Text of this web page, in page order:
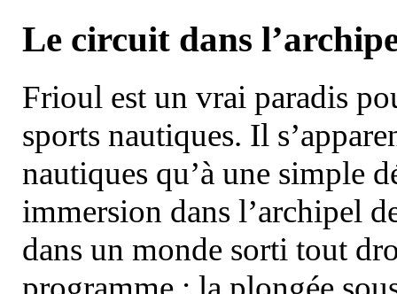
Le circuit dans
Frioul est un vrai paradis
sports nautiques. Il
nautiques qu’à une simple
immersion dans l’archipel
dans un monde sorti tout